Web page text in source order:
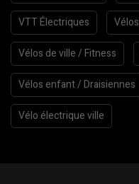
VTT Électriques
Vélos de ville / Fitness
Vélos enfant / Draisiennes
Vélo électrique ville